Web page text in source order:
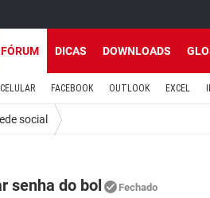
FÓRUM DICAS DOWNLOADS
CELULAR FACEBOOK OUTLOOK EXCEL
social
senha do bol Fechado